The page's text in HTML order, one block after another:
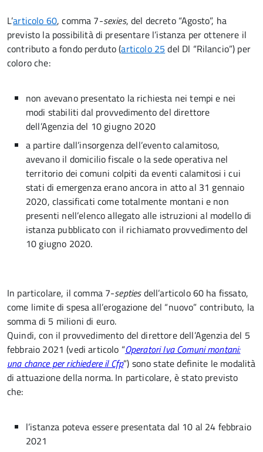
L’articolo 60, comma 7-sexies, del decreto “Agosto”, ha
previsto la possibilità di presentare l’istanza per ottenere il
contributo a fondo perduto (articolo 25 del Dl “Rilancio”) per
coloro che:
non avevano presentato la richiesta nei tempi e nei
modi stabiliti dal provvedimento del direttore
dell’Agenzia del 10 giugno 2020
a partire dall’insorgenza dell’evento calamitoso,
avevano il domicilio fiscale o la sede operativa nel
territorio dei comuni colpiti da eventi calamitosi i cui
stati di emergenza erano ancora in atto al 31 gennaio
2020, classificati come totalmente montani e non
presenti nell’elenco allegato alle istruzioni al modello di
istanza pubblicato con il richiamato provvedimento del
10 giugno 2020.
In particolare, il comma 7-septiesdell’articolo 60 ha fissato,
come limite di spesa all’erogazione del “nuovo” contributo, la
somma di 5 milioni di euro.
Quindi, con il provvedimento del direttore dell’Agenzia del 5
febbraio 2021 (vedi articolo “Operatori Iva Comuni montani:
una chance per richiedere il Cfp”) sono state definite le modalità
di attuazione della norma. In particolare, è stato previsto
che:
l’istanza poteva essere presentata dal 10 al 24 febbraio
2021